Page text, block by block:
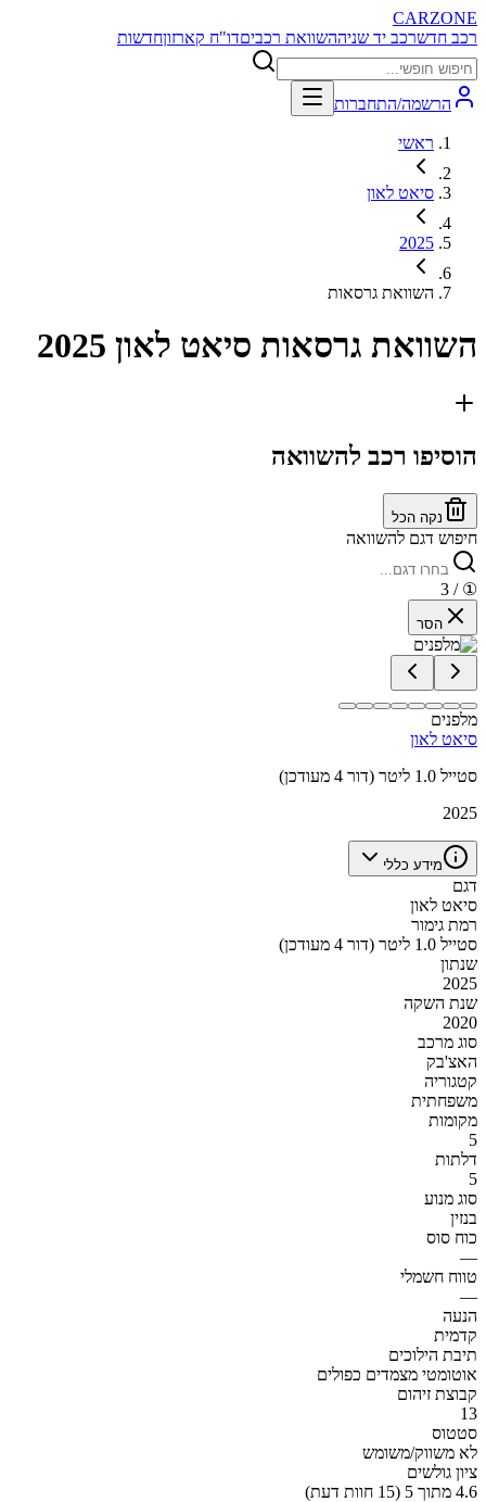
CARZONE
רכב חדשרכב יד שניההשוואת רכביםדו"ח קארזוןחדשות
הרשמה/התחברות
ראשי
סיאט לאון
2025
השוואת גרסאות
השוואת גרסאות סיאט לאון 2025
הוסיפו רכב להשוואה
נקה הכל
חיפוש דגם להשוואה
①
/ 3
הסר
מלפנים
סיאט לאון
סטייל 1.0 ליטר (דור 4 מעודכן)
2025
מידע כללי
דגם
סיאט לאון
רמת גימור
סטייל 1.0 ליטר (דור 4 מעודכן)
שנתון
2025
שנת השקה
2020
סוג מרכב
האצ'בק
קטגוריה
משפחתית
מקומות
5
דלתות
5
סוג מנוע
בנזין
כוח סוס
—
טווח חשמלי
—
הנעה
קדמית
תיבת הילוכים
אוטומטי מצמדים כפולים
קבוצת זיהום
13
סטטוס
לא משווק/משומש
ציון גולשים
4.6 מתוך 5 (15 חוות דעת)